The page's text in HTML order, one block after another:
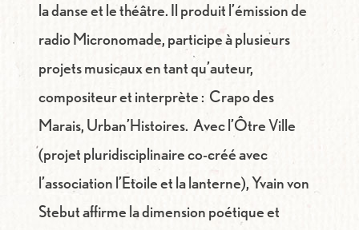
la danse et le théâtre. Il produit l’émission de
radio Micronomade, participe à plusieurs
projets musicaux en tant qu’auteur,
compositeur et interprète : Crapo des
Marais, Urban’Histoires. Avecl’Ôtre Ville
(projet pluridisciplinaire co-créé avec
l’association l’Etoile et la lanterne), Yvain von
Stebut affirme la dimension poétique et